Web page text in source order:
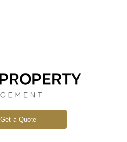
Get a Quote